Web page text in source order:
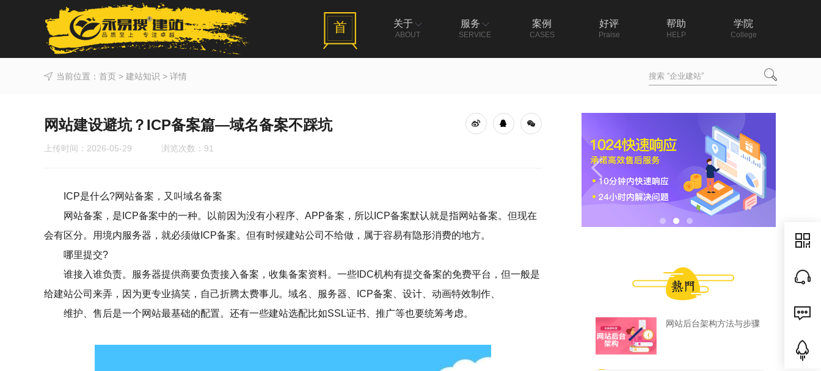
首 关于
ABOUT
服务
SERVICE
案例
CASES
好评
Praise
帮助
HELP
学院
College
当前位置： 首页 > 建站知识 > 详情
网站建设避坑？ICP备案篇—域名备案不踩坑
上传时间：2026-05-29 浏览次数： 91
ICP是什么?网站备案，又叫域名备案
网站备案，是ICP备案中的一种。以前因为没有小程序、APP备案，所以ICP备案默认就是指网站备案。但现在
会有区分。用境内服务器，就必须做ICP备案。但有时候建站公司不给做，属于容易有隐形消费的地方。
哪里提交?
谁接入谁负责。服务器提供商要负责接入备案，收集备案资料。一些IDC机构有提交备案的免费平台，但一般是
给建站公司来弄，因为更专业搞笑，自己折腾太费事儿。域名、服务器、ICP备案、设计、动画特效制作、
维护、售后是一个网站最基础的配置。还有一些建站选配比如SSL证书、推广等也要统筹考虑。
网站后台架构方法与步骤